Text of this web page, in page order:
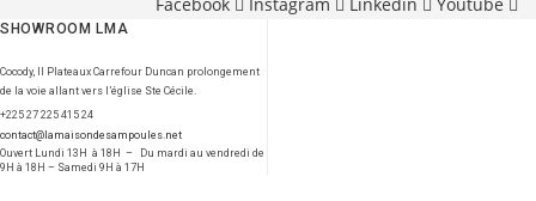
SHOWROOM LMA
Cocody, II Plateaux Carrefour Duncan prolongement
de la voie allant vers l’église Ste Cécile.
+225 27 225 415 24
contact@lamaisondesampoules.net
Ouvert Lundi 13H à 18H – Du mardi au vendredi de
9H à 18H – Samedi 9H à 17H